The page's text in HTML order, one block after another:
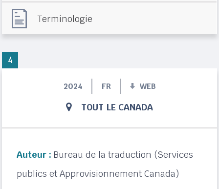
Terminologie
2024 FR WEB
TOUT LE CANADA
Auteur : Bureau de la traduction (Services
publics et Approvisionnement Canada)
4